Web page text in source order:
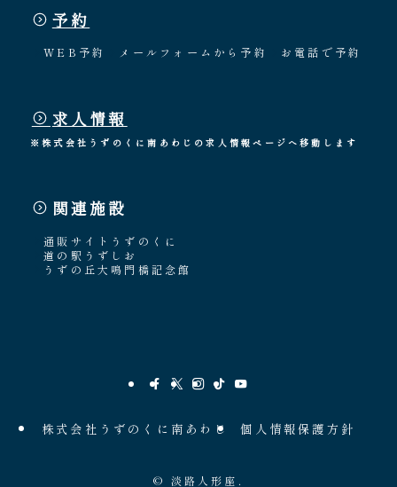
予約
WEB予約 メールフォームから予約 お電話で予約
求人情報
※株式会社うずのくに南あわじの求人情報ページへ移動します
関連施設
通販サイトうずのくに
道の駅うずしお
うずの丘大鳴門橋記念館
株式会社うずのくに南あわじ 個人情報保護方針
© 淡路人形座.